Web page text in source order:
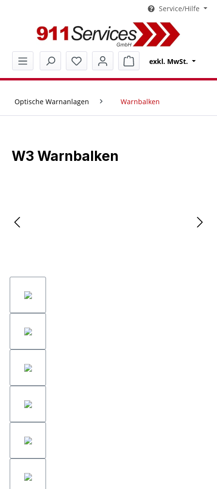
Service/Hilfe
Warenkorb enthält 0
exkl. MwSt.
Optische Warnanlagen Warnbalken
W3 Warnbalken